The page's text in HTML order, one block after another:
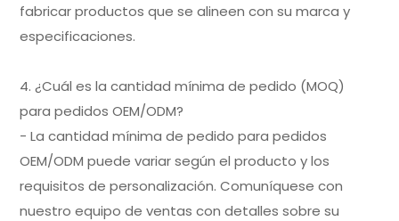
fabricar productos que se alineen con su marca y
especificaciones.
4. ¿Cuál es la cantidad mínima de pedido (MOQ)
para pedidos OEM/ODM?
- La cantidad mínima de pedido para pedidos
OEM/ODM puede variar según el producto y los
requisitos de personalización. Comuníquese con
nuestro equipo de ventas con detalles sobre su